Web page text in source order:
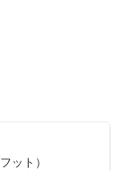
ット）